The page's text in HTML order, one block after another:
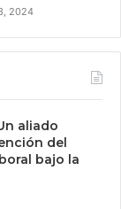
2024
aliado
del
bajo la